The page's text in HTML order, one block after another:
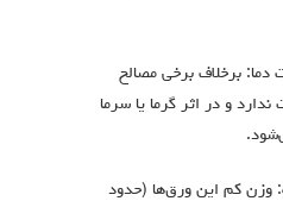
دما: برخلاف برخی مصالح
و در اثر گرما یا سرما
وزن کم این ورق‌ها (حدود